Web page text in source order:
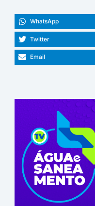
WhatsApp
Twitter
Email